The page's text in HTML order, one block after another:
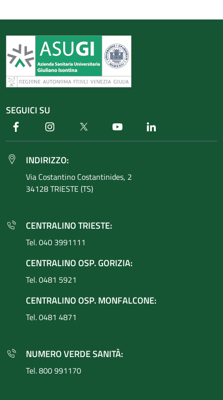
SEGUICI SU
Facebook Instagram Twitter Youtube
INDIRIZZO:
Via Costantino Costantinides, 2
34128 TRIESTE (TS)
CENTRALINO TRIESTE:
Tel. 040 3991111
CENTRALINO OSP. GORIZIA:
Tel. 0481 5921
CENTRALINO OSP. MONFALCONE:
Tel. 0481 4871
NUMERO VERDE SANITÀ:
Tel. 800 991170